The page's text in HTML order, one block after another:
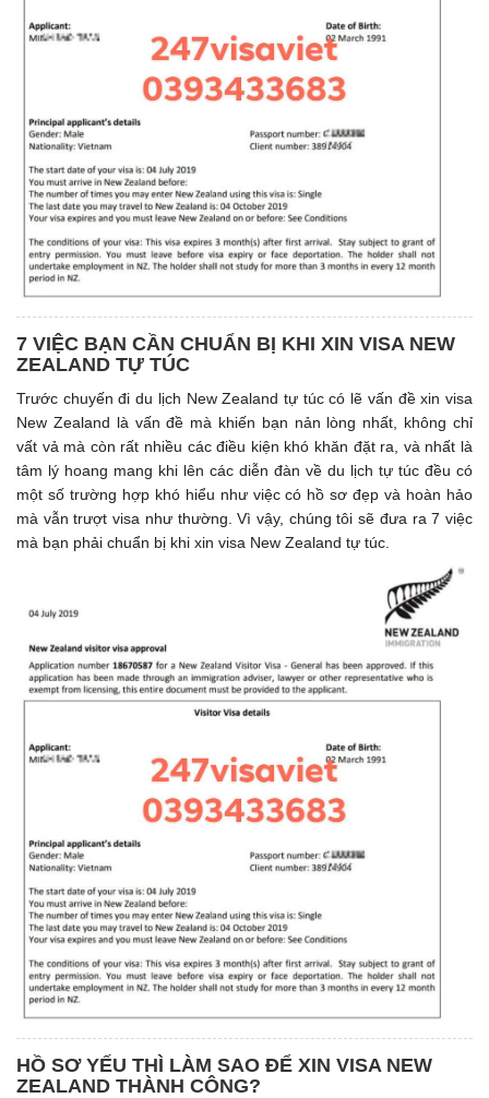
7 VIỆC BẠN CẦN CHUẨN BỊ KHI XIN VISA NEW
ZEALAND TỰ TÚC
Trước chuyến đi du lịch New Zealand tự túc có lẽ vấn đề xin visa
New Zealand là vấn đề mà khiến bạn nản lòng nhất, không chỉ
vất vả mà còn rất nhiều các điều kiện khó khăn đặt ra, và nhất là
tâm lý hoang mang khi lên các diễn đàn về du lịch tự túc đều có
một số trường hợp khó hiểu như việc có hồ sơ đẹp và hoàn hảo
mà vẫn trượt visa như thường. Vì vậy, chúng tôi sẽ đưa ra 7 việc
mà bạn phải chuẩn bị khi xin visa New Zealand tự túc.
HỒ SƠ YẾU THÌ LÀM SAO ĐỂ XIN VISA NEW
ZEALAND THÀNH CÔNG?